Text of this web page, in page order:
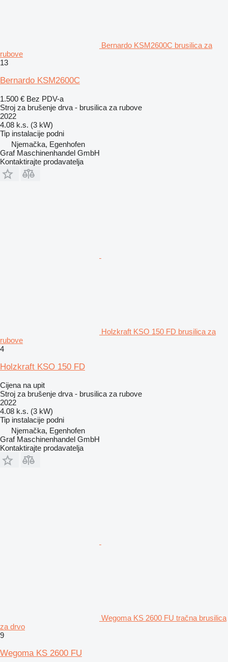
Bernardo KSM2600C brusilica za
rubove
13
Bernardo KSM2600C
1.500 € Bez PDV-a
Stroj za brušenje drva - brusilica za rubove
2022
4.08 k.s. (3 kW)
Tip instalacije podni
Njemačka, Egenhofen
Graf Maschinenhandel GmbH
Kontaktirajte prodavatelja
Holzkraft KSO 150 FD brusilica za
rubove
4
Holzkraft KSO 150 FD
Cijena na upit
Stroj za brušenje drva - brusilica za rubove
2022
4.08 k.s. (3 kW)
Tip instalacije podni
Njemačka, Egenhofen
Graf Maschinenhandel GmbH
Kontaktirajte prodavatelja
Wegoma KS 2600 FU tračna brusilica
za drvo
9
Wegoma KS 2600 FU